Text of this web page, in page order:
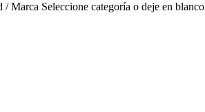
/ Marca Seleccione categoría o deje en blanco